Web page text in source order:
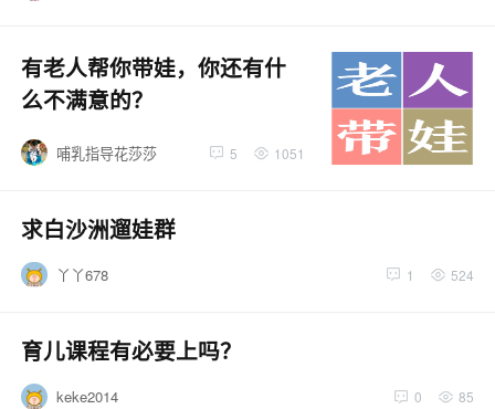
有老人帮你带娃，你还有什
么不满意的？
哺乳指导花莎莎 5 1051
求白沙洲遛娃群
丫丫678 1 524
育儿课程有必要上吗？
keke2014 0 85